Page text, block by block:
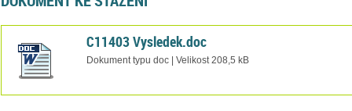
C11403 Vysledek.doc
Dokument typu doc | Velikost 208,5 kB